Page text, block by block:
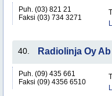
Puh. (03) 821 21
Faksi (03) 734 3271
40. Radiolinja Oy Ab
Puh. (09) 435 661
Faksi (09) 4356 6510